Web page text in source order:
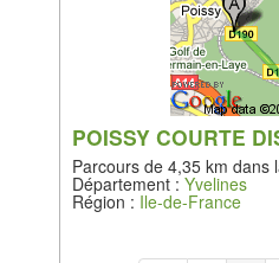
POISSY COURTE
Parcours de 4,35 km dans
Département : Yvelines
Région : Ile-de-France